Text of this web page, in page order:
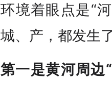
环境着眼点是“
城、产，都发生
第一是黄河周边